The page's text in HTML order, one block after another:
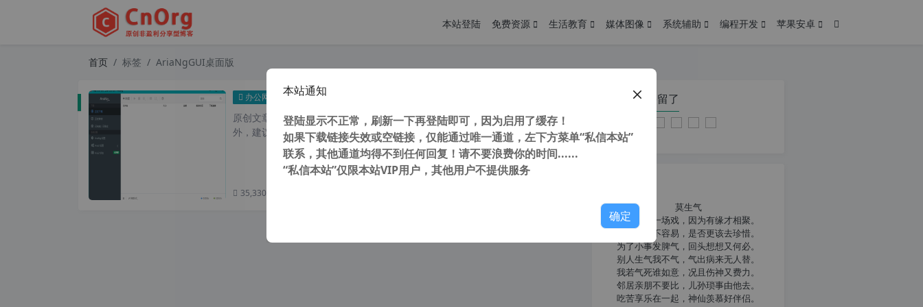
本站登陆 免费资源 生活教育 媒体图像 系统辅助 编程开发 苹果安卓
首页 标签 AriaNgGUI桌面版
办公网络 AriaNgGUI for Windows v3.1.2 桌面版 Aria2一键启动图形界面 百度网盘不限速下载工具
原创文章，转载请注明： 转载自cnorg.12hp.de 注意：由于网站空间位于国
外，建议避开晚上的访问高峰期...
35,330 次浏览
您在本页停留了
莫生气
人生就像一场戏，因为有缘才相聚。
相扶到老不容易，是否更该去珍惜。
为了小事发脾气，回头想想又何必。
别人生气我不气，气出病来无人替。
我若气死谁如意，况且伤神又费力。
邻居亲朋不要比，儿孙琐事由他去。
吃苦享乐在一起，神仙羡慕好伴侣。
本站通知
登陆显示不正常，刷新一下再登陆即可，因为启用了缓存！
如果下载链接失效或空链接，仅能通过唯一通道，左下方菜单“私信本站”
联系，其他通道均得不到任何回复！请不要浪费你的时间......
“私信本站”仅限本站VIP用户，其他用户不提供服务
确定